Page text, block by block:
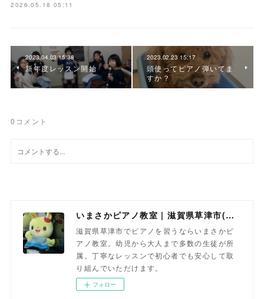
2026.05.18 05:11
2023.04.03 15:38
新年度レッスン開始
2023.02.23 15:17
頭使ってピアノ弾いてま
すか？
0 コメント
いまさかピアノ教室 | 滋賀県草津市(南草津)のピアノ教室
滋賀県草津市でピアノを習うならいまさかピ
アノ教室。幼児から大人まで多数の生徒が所
属。丁寧なレッスンで初心者でも安心して取
り組んでいただけます。
フォロー